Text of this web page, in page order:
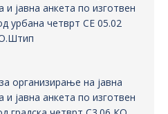
и јавна анкета по изготвен
урбана четврт СЕ 05.02
организирање на јавна
и јавна анкета по изготвен